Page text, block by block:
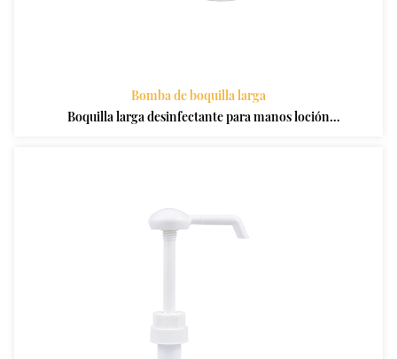
Bomba de boquilla larga
Boquilla larga desinfectante para manos loción